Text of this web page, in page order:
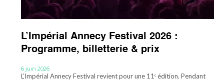
L’Impérial Annecy Festival 2026 :
Programme, billetterie & prix
6 juin 2026
L’Impérial Annecy Festival revient pour une 11ᵉ édition. Pendant